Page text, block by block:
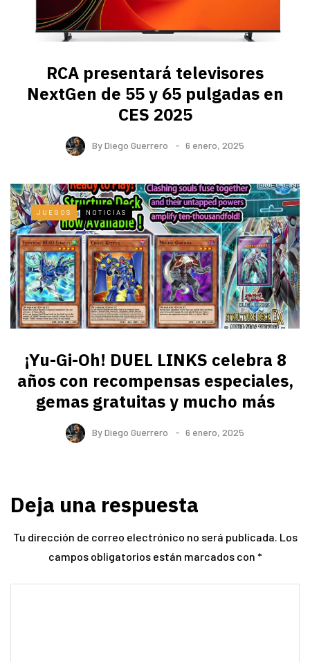
RCA presentará televisores
NextGen de 55 y 65 pulgadas en
CES 2025
ByDiego Guerrero 6 enero, 2025
JUEGOS NOTICIAS
¡Yu-Gi-Oh! DUEL LINKS celebra 8
años con recompensas especiales,
gemas gratuitas y mucho más
ByDiego Guerrero 6 enero, 2025
Deja una respuesta
Tu dirección de correo electrónico no será publicada. Los
campos obligatorios están marcados con *